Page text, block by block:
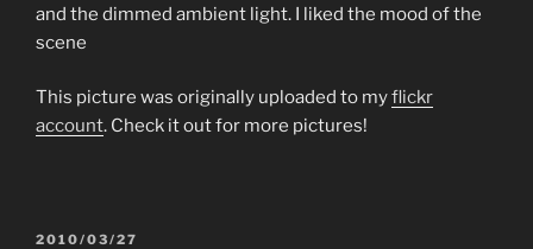
and the dimmed ambient light. I liked the mood of the
scene
This picture was originally uploaded to myflickr
account. Check it out for more pictures!
POSTED
2010/03/27